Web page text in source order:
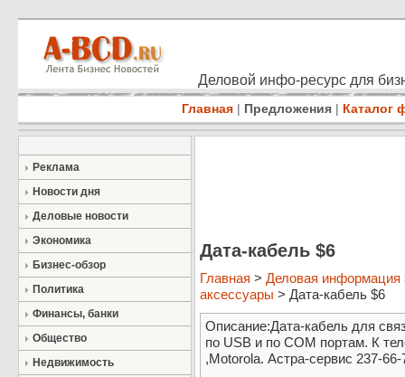
Деловой инфо-ресурс для
Главная | Предложения | Каталог
Реклама
Новости дня
Деловые новости
Экономика
Бизнес-обзор
Политика
Финансы, банки
Общество
Недвижимость
Дата-кабель $6
Главная > Деловая информация
аксессуары > Дата-кабель $6
Описание:Дата-кабель для
по USB и по COM портам. К
,Motorola. Астра-сервис 237-